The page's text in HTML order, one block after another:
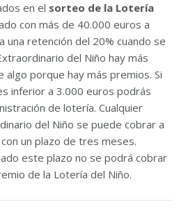
en el sorteo de la Lotería
con más de 40.000 euros a
una retención del 20% cuando se
del Niño hay más
porque hay más premios. Si
inferior a 3.000 euros podrás
de lotería. Cualquier
del Niño se puede cobrar a
un plazo de tres meses.
este plazo no se podrá cobrar
de la Lotería del Niño.